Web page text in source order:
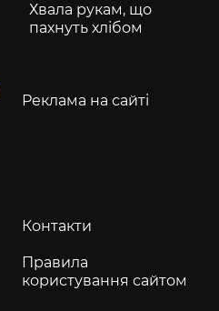
Хвала рукам, що
пахнуть хлібом
Реклама на сайті
Контакти
Правила
користування сайтом